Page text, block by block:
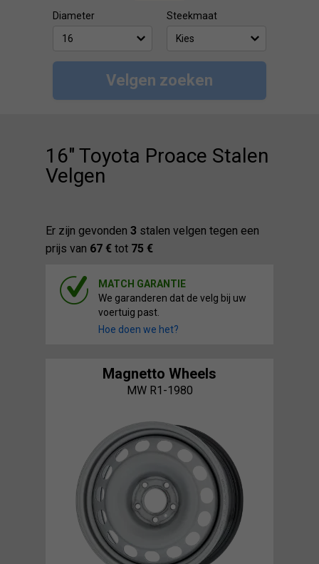
Diameter Steekmaat
Velgen zoeken
16" Toyota Proace Stalen
Velgen
Er zijn gevonden 3 stalen velgen tegen een
prijs van 67 € tot 75 €
MATCH GARANTIE
We garanderen dat de velg bij uw
voertuig past.
Hoe doen we het?
Magnetto Wheels
MW R1-1980